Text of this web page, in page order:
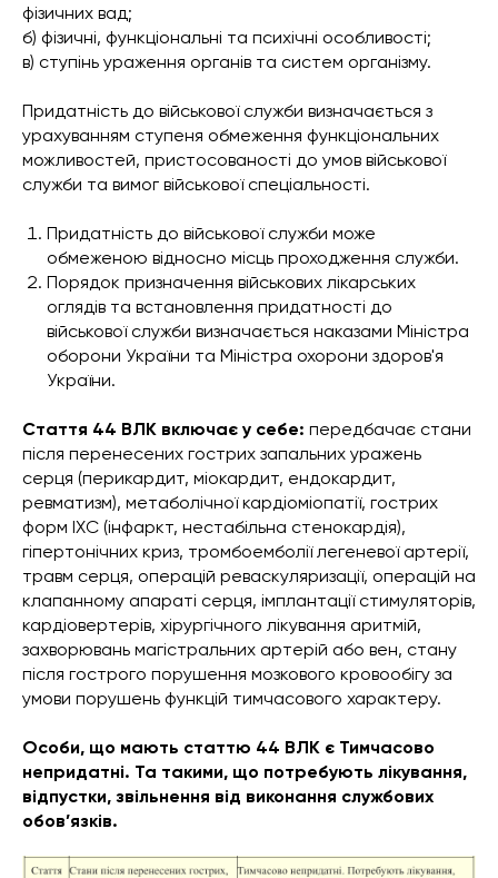
фізичних вад;
б) фізичні, функціональні та психічні особливості;
в) ступінь ураження органів та систем організму.
Придатність до військової служби визначається з
урахуванням ступеня обмеження функціональних
можливостей, пристосованості до умов військової
служби та вимог військової спеціальності.
Придатність до військової служби може
обмеженою відносно місць проходження служби.
Порядок призначення військових лікарських
оглядів та встановлення придатності до
військової служби визначається наказами Міністра
оборони України та Міністра охорони здоров'я
України.
Стаття 44 ВЛК включає у себе: передбачає стани
після перенесених гострих запальних уражень
серця (перикардит, міокардит, ендокардит,
ревматизм), метаболічної кардіоміопатії, гострих
форм ІХС (інфаркт, нестабільна стенокардія),
гіпертонічних криз, тромбоемболії легеневої артерії,
травм серця, операцій реваскуляризації, операцій на
клапанному апараті серця, імплантації стимуляторів,
кардіовертерів, хірургічного лікування аритмій,
захворювань магістральних артерій або вен, стану
після гострого порушення мозкового кровообігу за
умови порушень функцій тимчасового характеру.
Особи, що мають статтю 44 ВЛК є Тимчасово
непридатні. Та такими, що потребують лікування,
відпустки, звільнення від виконання службових
обов’язків.